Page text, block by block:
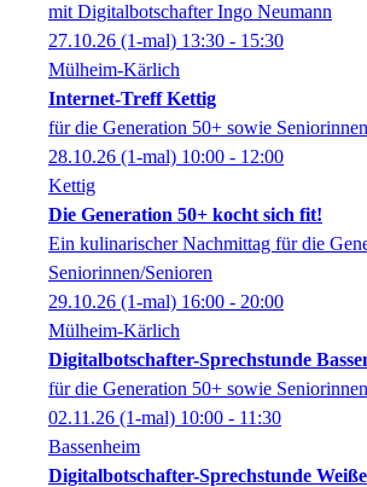
mit Digitalbotschafter Ingo Neumann
27.10.26 (1-mal) 13:30 - 15:30
Mülheim-Kärlich
Internet-Treff Kettig
für die Generation 50+ sowie
28.10.26 (1-mal) 10:00 - 12:00
Kettig
Die Generation 50+ kocht sich fit!
Ein kulinarischer Nachmittag für die
Seniorinnen/Senioren
29.10.26 (1-mal) 16:00 - 20:00
Mülheim-Kärlich
Digitalbotschafter-Sprechstunde
für die Generation 50+ sowie
02.11.26 (1-mal) 10:00 - 11:30
Bassenheim
Digitalbotschafter-Sprechstunde